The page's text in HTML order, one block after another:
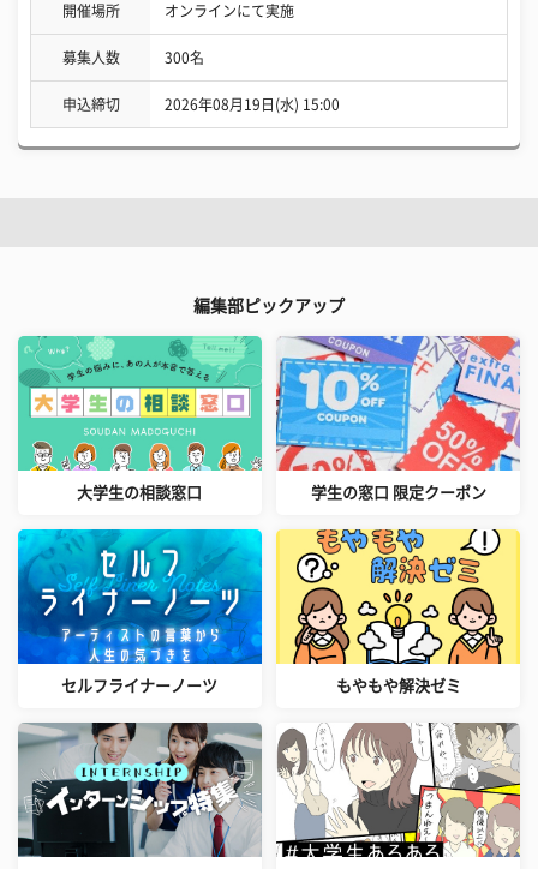
開催場所 オンラインにて実施
募集人数 300名
申込締切 2026年08月19日(水) 15:00
編集部ピックアップ
大学生の相談窓口 学生の窓口 限定クーポン
セルフライナーノーツ もやもや解決ゼミ